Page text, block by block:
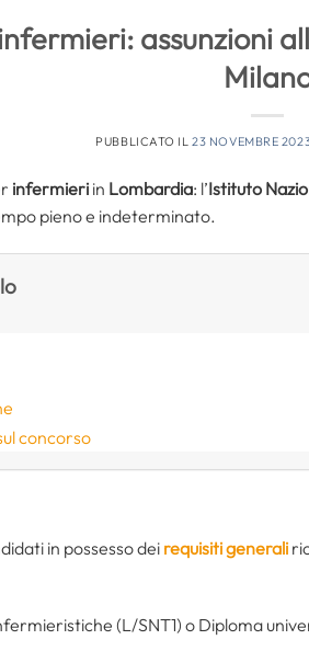
assunzioni
PUBBLICATO IL23 NOVEMBRE
infermieri in Lombardia: l’Istituto
pieno e indeterminato.
concorso
in possesso dei requisiti generali
(L/SNT1) o Diploma